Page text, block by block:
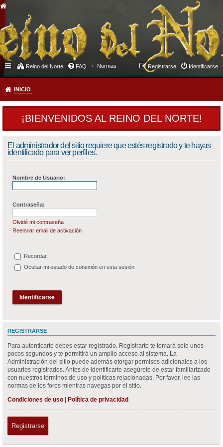
Reino del Norte FAQ Normas Identificarse
Registrarse
INICIO
¡BIENVENIDOS AL REINO DEL NORTE!
El administrador del sitio requiere que estés registrado y te hayas
identificado para ver perfiles.
Nombre de Usuario:
Contraseña:
Olvidé mi contraseña
Reenviar email de activación
Recordar
Ocultar mi estado de conexión en esta sesión
REGISTRARSE
Para autenticarte debes estar registrado. Registrarte te tomará solo unos
pocos segundos y te permitirá un amplio acceso al sistema. La
Administración del sitio puede además otorgar permisos adicionales a los
usuarios registrados. Antes de identificarte asegúrete de estar familiarizado
con nuestros términos de uso y políticas relacionadas. Por favor, lee las
normas de los foros mientras navegas por el sitio.
Condiciones de uso
Política de privacidad
Registrarse